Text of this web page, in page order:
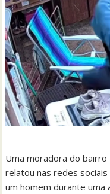
Uma moradora do
relatou nas redes
um homem durante uma